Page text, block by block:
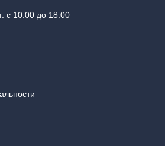
с 10:00 до 18:00